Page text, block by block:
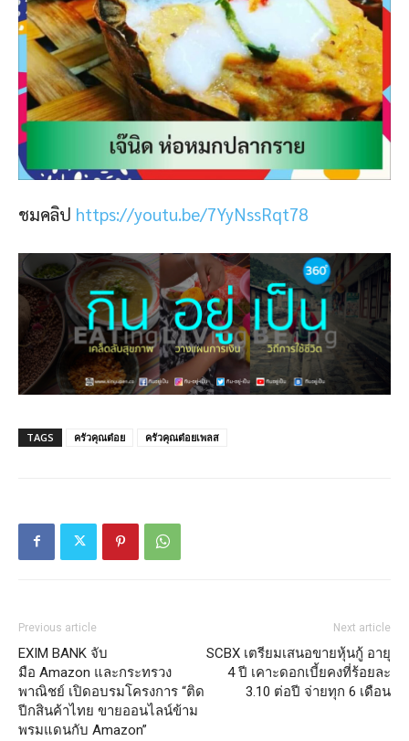
ชมคลิป https://youtu.be/7YyNssRqt78
TAGS ครัวคุณต๋อย ครัวคุณต๋อยเพลส
Previous article
EXIM BANK จับ
มือ Amazon และกระทรวง
พาณิชย์ เปิดอบรมโครงการ “ติด
ปีกสินค้าไทย ขายออนไลน์ข้าม
พรมแดนกับ Amazon”
Next article
SCBX เตรียมเสนอขายหุ้นกู้ อายุ
4 ปี เคาะดอกเบี้ยคงที่ร้อยละ
3.10 ต่อปี จ่ายทุก 6 เดือน